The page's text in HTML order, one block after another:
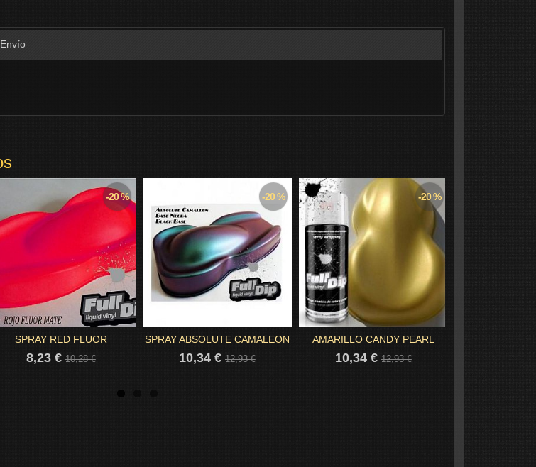
-20 %
SPRAY RED FLUOR
8,23 € 10,28 €
-20 %
SPRAY ABSOLUTE CAMALEON
10,34 € 12,93 €
-20 %
AMARILLO CANDY PEARL
10,34 € 12,93 €